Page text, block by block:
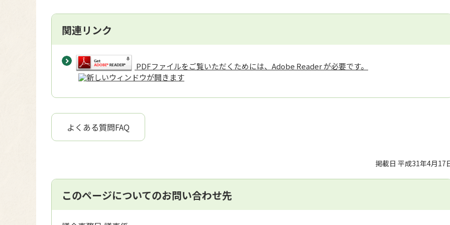
関連リンク
PDFファイルをご覧いただくためには、Adobe Reader が必要です。
よくある質問FAQ
掲載日 平成31年4月17
このページについてのお問い合わせ先